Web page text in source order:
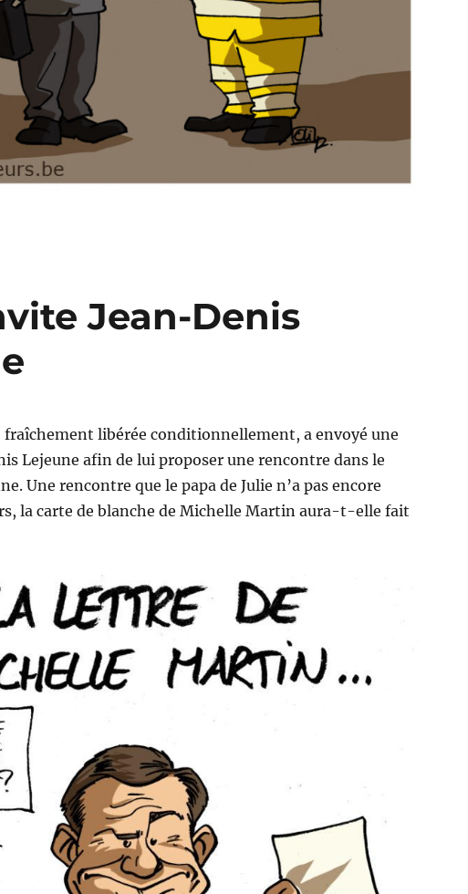
Jean-Denis
libérée conditionnellement, a envoyé une
Lejeune afin de lui proposer une rencontre dans le
Une rencontre que le papa de Julie n’a pas encore
la carte de blanche de Michelle Martin aura-t-elle fait